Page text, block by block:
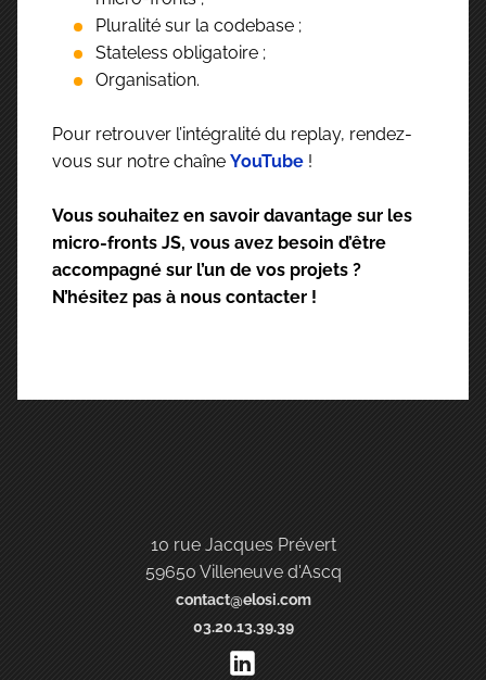
Pluralité sur la codebase ;
Stateless obligatoire ;
Organisation.
Pour retrouver l’intégralité du replay, rendez-
vous sur notre chaîne YouTube !
Vous souhaitez en savoir davantage sur les
micro-fronts JS, vous avez besoin d’être
accompagné sur l’un de vos projets ?
N’hésitez pas à nous contacter !
10 rue Jacques Prévert
59650 Villeneuve d'Ascq
contact@elosi.com
03.20.13.39.39